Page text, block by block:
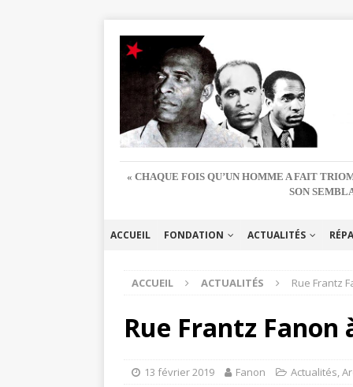
« CHAQUE FOIS QU’UN HOMME A FAIT
SON
ACCUEIL FONDATION ACTUALITÉS
ACCUEIL ACTUALITÉS Rue Frantz
Rue Frantz
13 février 2019 Fanon Actualités,